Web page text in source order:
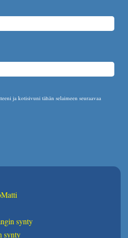
ja kotisivuni tähän selaimeen seuraavaa
synty
synty